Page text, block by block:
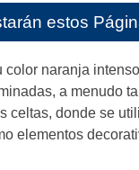
estos
color naranja
a menudo
celtas, donde se
elementos